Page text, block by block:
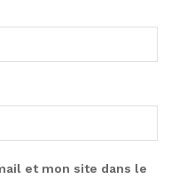
et mon site dans le